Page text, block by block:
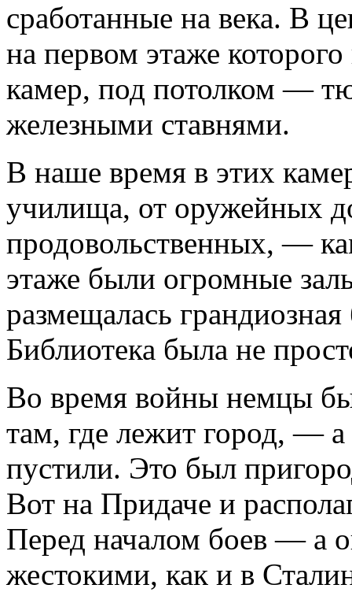
сработанные на века. В
на первом этаже
камер, под потолком —
железными ставнями.
В наше время в этих
училища, от оружейных
продовольственных, —
этаже были огромные
размещалась
Библиотека была не
Во время войны немцы
там, где лежит город, —
пустили. Это был
Вот на Придаче и
Перед началом боев — а
жестокими, как и в